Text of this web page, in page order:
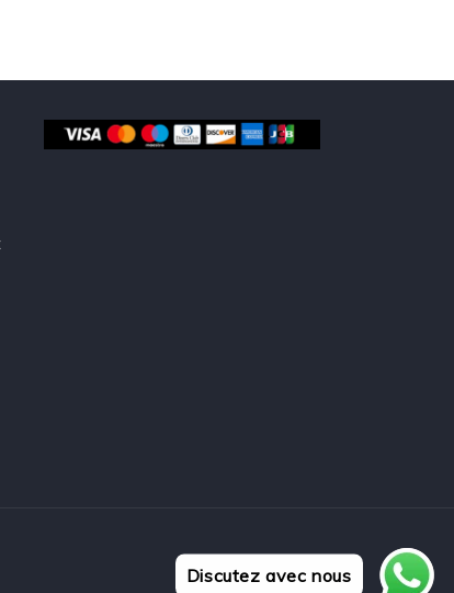
Discutez avec nous